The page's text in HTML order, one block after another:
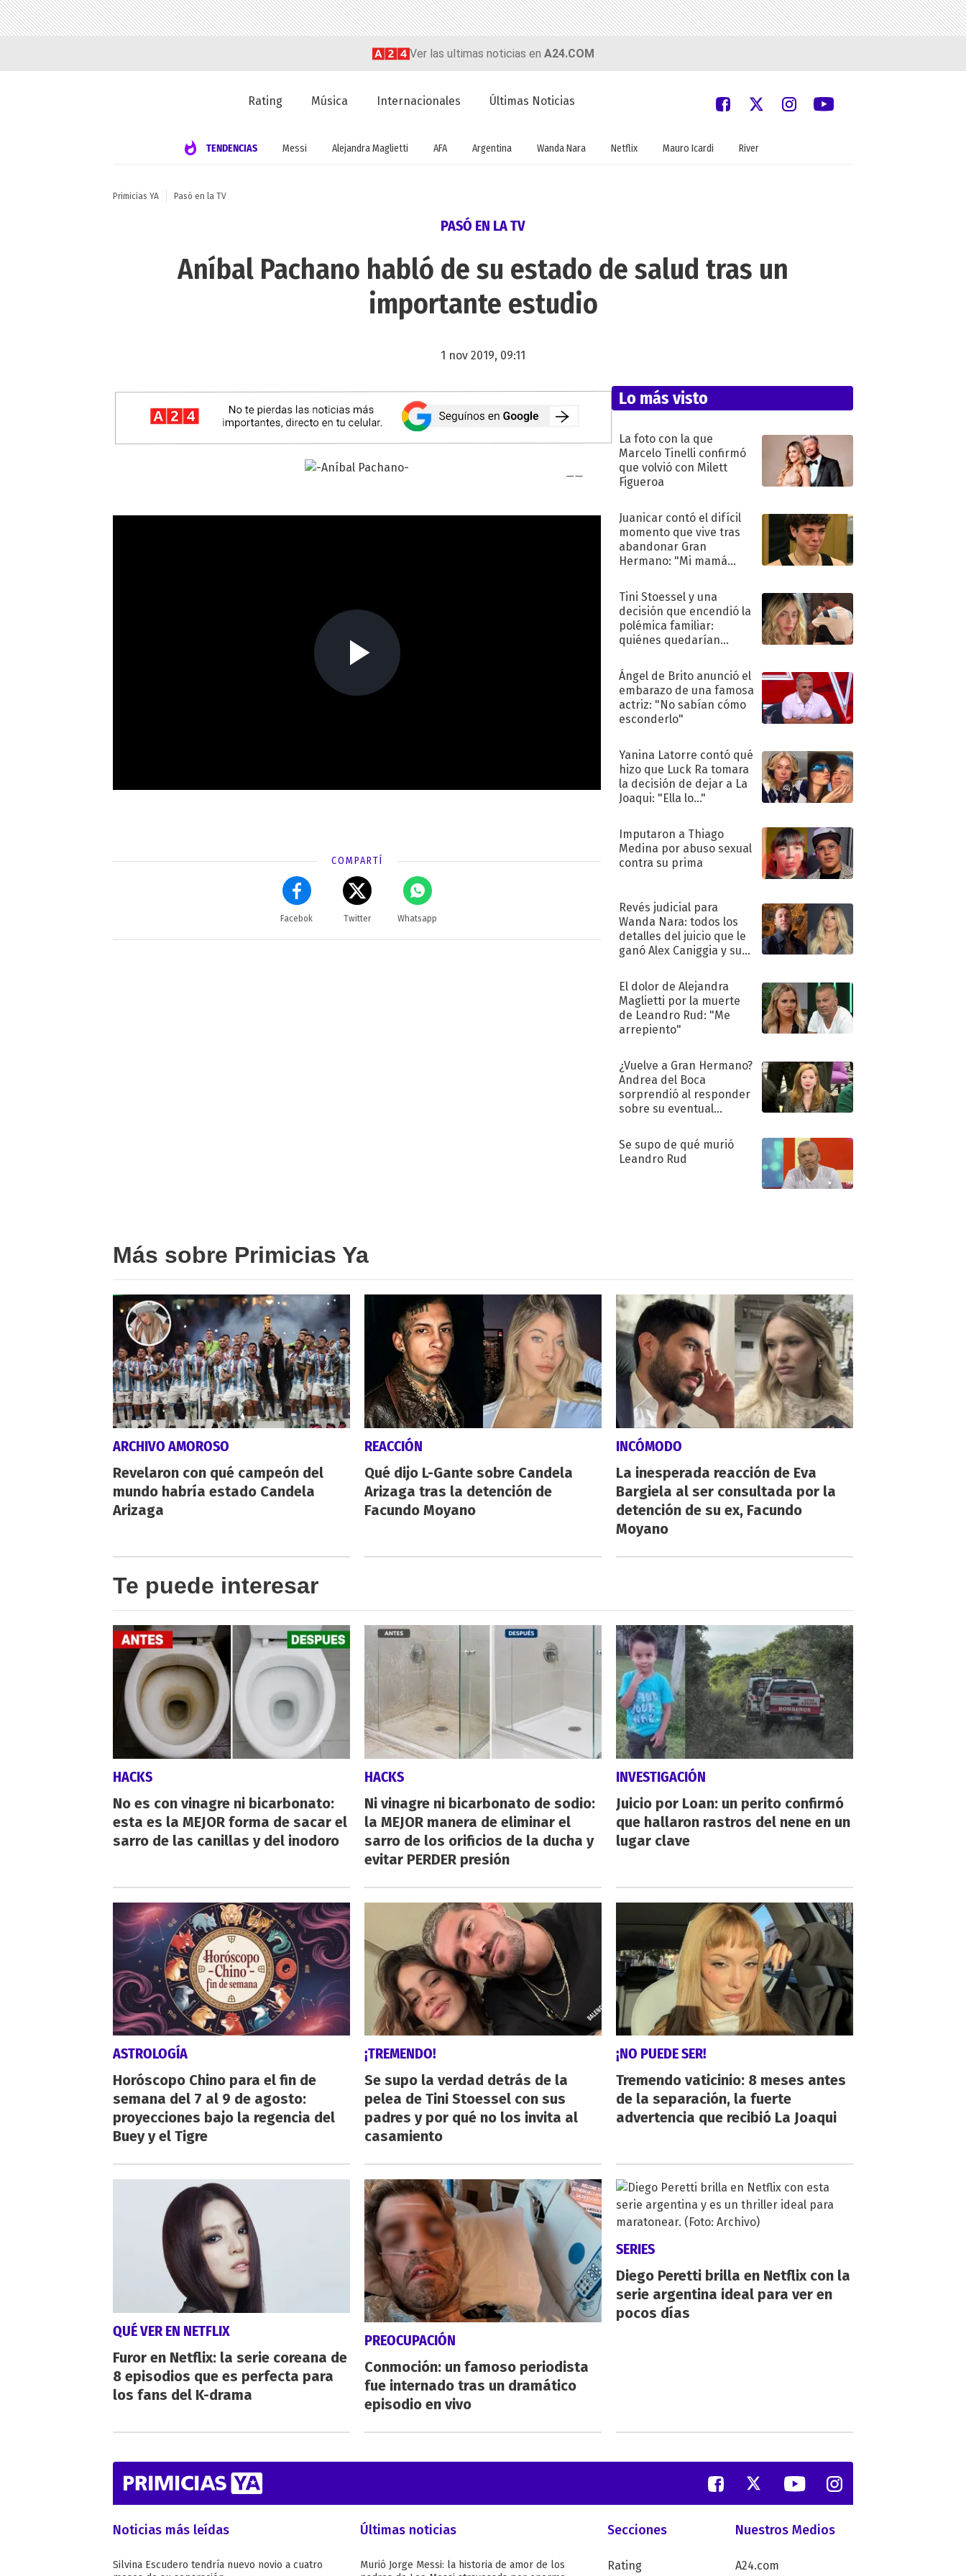
Ver las ultimas noticias en A24.COM
Rating Música Internacionales Últimas Noticias
TENDENCIAS Messi Alejandra Maglietti AFA Argentina Wanda Nara Netflix Mauro Icardi River
Primicias YA Pasó en la TV
PASÓ EN LA TV
Aníbal Pachano habló de su estado de salud tras un
importante estudio
1 nov 2019, 09:11
COMPARTÍ
Facebok Twitter Whatsapp
Lo más visto
La foto con la que
Marcelo Tinelli confirmó
que volvió con Milett
Figueroa
Juanicar contó el difícil
momento que vive tras
abandonar Gran
Hermano: "Mi mamá
Tini Stoessel y una
decisión que encendió la
polémica familiar:
quiénes quedarían
Ángel de Brito anunció el
embarazo de una famosa
actriz: "No sabían cómo
esconderlo"
Yanina Latorre contó qué
hizo que Luck Ra tomara
la decisión de dejar a La
Joaqui: "Ella lo..."
Imputaron a Thiago
Medina por abuso sexual
contra su prima
Revés judicial para
Wanda Nara: todos los
detalles del juicio que le
ganó Alex Caniggia y sus
El dolor de Alejandra
Maglietti por la muerte
de Leandro Rud: "Me
arrepiento"
¿Vuelve a Gran Hermano?
Andrea del Boca
sorprendió al responder
sobre su eventual
Se supo de qué murió
Leandro Rud
Más sobre Primicias Ya
ARCHIVO AMOROSO
Revelaron con qué campeón del
mundo habría estado Candela
Arizaga
REACCIÓN
Qué dijo L-Gante sobre Candela
Arizaga tras la detención de
Facundo Moyano
INCÓMODO
La inesperada reacción de Eva
Bargiela al ser consultada por la
detención de su ex, Facundo
Moyano
Te puede interesar
HACKS
No es con vinagre ni bicarbonato:
esta es la MEJOR forma de sacar el
sarro de las canillas y del inodoro
HACKS
Ni vinagre ni bicarbonato de sodio:
la MEJOR manera de eliminar el
sarro de los orificios de la ducha y
evitar PERDER presión
INVESTIGACIÓN
Juicio por Loan: un perito confirmó
que hallaron rastros del nene en un
lugar clave
ASTROLOGÍA
Horóscopo Chino para el fin de
semana del 7 al 9 de agosto:
proyecciones bajo la regencia del
Buey y el Tigre
¡TREMENDO!
Se supo la verdad detrás de la
pelea de Tini Stoessel con sus
padres y por qué no los invita al
casamiento
¡NO PUEDE SER!
Tremendo vaticinio: 8 meses antes
de la separación, la fuerte
advertencia que recibió La Joaqui
QUÉ VER EN NETFLIX
Furor en Netflix: la serie coreana de
8 episodios que es perfecta para
los fans del K-drama
PREOCUPACIÓN
Conmoción: un famoso periodista
fue internado tras un dramático
episodio en vivo
SERIES
Diego Peretti brilla en Netflix con la
serie argentina ideal para ver en
pocos días
Noticias más leídas
Silvina Escudero tendría nuevo novio a cuatro
Últimas noticias
Murió Jorge Messi: la historia de amor de los
Secciones
Rating
Nuestros Medios
A24.com